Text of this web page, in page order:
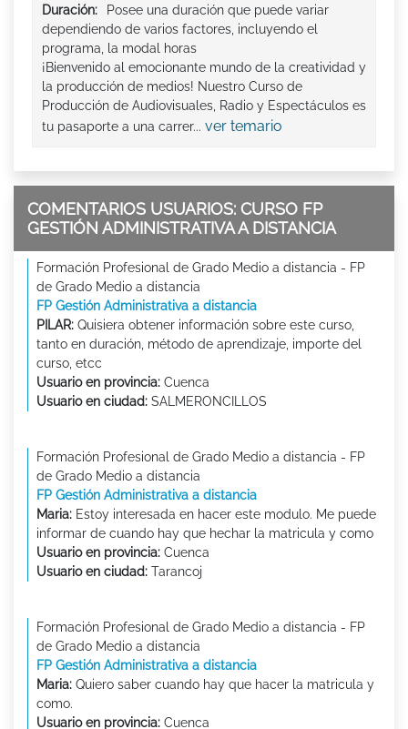
Duración:
Posee una duración que puede variar
dependiendo de varios factores, incluyendo el
programa, la modal horas
¡Bienvenido al emocionante mundo de la creatividad y
la producción de medios! Nuestro Curso de
Producción de Audiovisuales, Radio y Espectáculos es
tu pasaporte a una carrer... ver temario
COMENTARIOS USUARIOS: CURSO FP
GESTIÓN ADMINISTRATIVA A DISTANCIA
Formación Profesional de Grado Medio a distancia - FP
de Grado Medio a distancia
FP Gestión Administrativa a distancia
PILAR: Quisiera obtener información sobre este curso,
tanto en duración, método de aprendizaje, importe del
curso, etcc
Usuario en provincia: Cuenca
Usuario en ciudad: SALMERONCILLOS
Formación Profesional de Grado Medio a distancia - FP
de Grado Medio a distancia
FP Gestión Administrativa a distancia
Maria: Estoy interesada en hacer este modulo. Me puede
informar de cuando hay que hechar la matricula y como
Usuario en provincia: Cuenca
Usuario en ciudad: Tarancoj
Formación Profesional de Grado Medio a distancia - FP
de Grado Medio a distancia
FP Gestión Administrativa a distancia
Maria: Quiero saber cuando hay que hacer la matricula y
como.
Usuario en provincia: Cuenca